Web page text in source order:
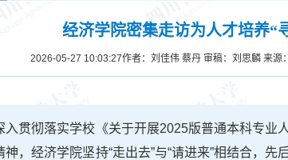
经济学院密集走访为人才培养“
2026-05-27 10:03:27作者：刘佳伟 蔡丹 审稿：刘思麟 来源
入贯彻落实学校《关于开展2025版普通本科专业
神，经济学院坚持“走出去”与“请进来”相结合，先